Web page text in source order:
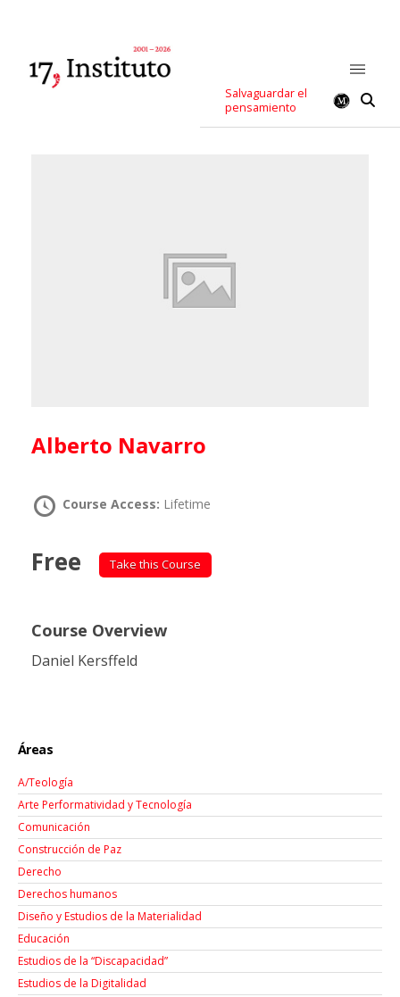
Salvaguardar el
pensamiento
Alberto Navarro
Course Access: Lifetime
Free Take this Course
Course Overview
Daniel Kersffeld
Áreas
A/Teología
Arte Performatividad y Tecnología
Comunicación
Construcción de Paz
Derecho
Derechos humanos
Diseño y Estudios de la Materialidad
Educación
Estudios de la “Discapacidad”
Estudios de la Digitalidad